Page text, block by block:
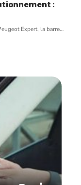
:
Expert, la barre…